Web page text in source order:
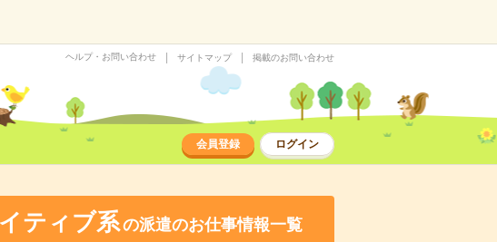
ヘルプ・お問い合わせ サイトマップ 掲載のお問い合わせ
会員登録 ログイン
ティブ系の派遣のお仕事情報一覧